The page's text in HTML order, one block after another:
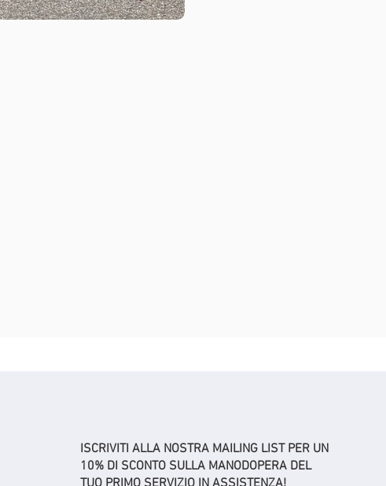
ISCRIVITI ALLA NOSTRA MAILING LIST PER UN
10% DI SCONTO SULLA MANODOPERA DEL